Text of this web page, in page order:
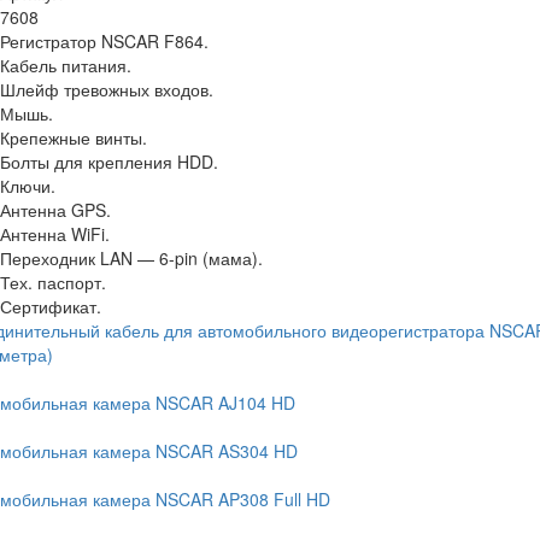
7608
Регистратор NSCAR F864.
Кабель питания.
Шлейф тревожных входов.
Мышь.
Крепежные винты.
Болты для крепления HDD.
Ключи.
Антенна GPS.
Антенна WiFi.
Переходник LAN — 6-pin (мама).
Тех. паспорт.
Сертификат.
кабель для автомобильного видеорегистратора
камера NSCAR AJ104 HD
камера NSCAR AS304 HD
камера NSCAR AP308 Full HD